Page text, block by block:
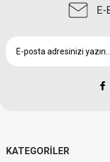
E-
KATEGORİLER